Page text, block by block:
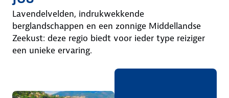
Lavendelvelden, indrukwekkende
berglandschappen en een zonnige Middellandse
Zeekust: deze regio biedt voor ieder type reiziger
een unieke ervaring.